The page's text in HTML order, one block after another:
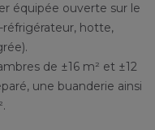
équipée ouverte sur le
hotte,
de ±16 m² et ±12
une buanderie ainsi